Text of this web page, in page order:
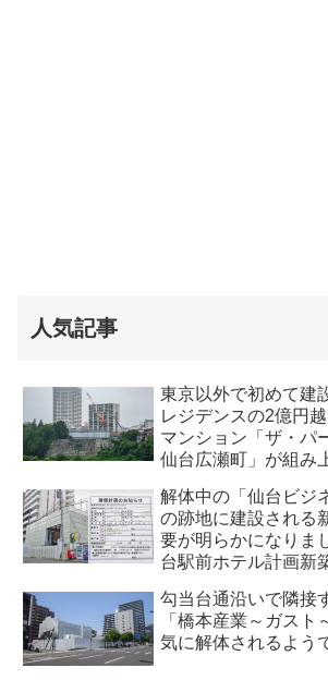
人気記事
東京以外で初めて建
レジデンスの2億円
マンション「ザ・パ
仙台広瀬町」が組み
解体中の「仙台ビジ
の跡地に建設される
要が明らかになりま
台駅前ホテル計画新
勾当台通沿いで隣接
「橋本産業～ガスト
気に解体されるよう